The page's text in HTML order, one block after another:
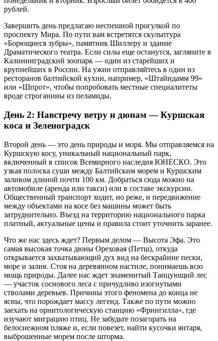
рублей.
Завершить день предлагаю неспешной прогулкой по
проспекту Мира. По пути вам встретятся скульптура
«Борющиеся зубры», памятник Шиллеру и здание
Драматического театра. Если силы еще останутся, загляните в
Калининградский зоопарк — один из старейших и
крупнейших в России. На ужин отправляйтесь в один из
ресторанов балтийской кухни, например, «Штайндамм 99»
или «Шпрот», чтобы попробовать местные специалитеты
вроде строганины из пеламиды.
День 2: Навстречу ветру и дюнам — Куршская
коса и Зеленоградск
Второй день — это день природы и моря. Мы отправляемся на
Куршскую косу, уникальный национальный парк,
включенный в список Всемирного наследия ЮНЕСКО. Это
узкая полоска суши между Балтийским морем и Куршским
заливом длиной почти 100 км. Добраться сюда можно на
автомобиле (аренда или такси) или в составе экскурсии.
Общественный транспорт ходит, но реже, и передвижение
между объектами на косе без машины может быть
затруднительно. Въезд на территорию национального парка
платный, актуальные цены и правила стоит уточнить заранее.
Что же нас здесь ждет? Первым делом — Высота Эфа. Это
самая высокая точка дюны Ореховая (Петш), откуда
открывается захватывающий дух вид на бескрайние пески,
море и залив. Стоя на деревянном настиле, понимаешь всю
мощь природы. Далее нас ждет знаменитый Танцующий лес
— участок соснового леса с причудливо изогнутыми
стволами деревьев. Причины этого феномена до конца не
ясны, что порождает массу легенд. Также по пути можно
заехать на орнитологическую станцию «Фрингилла», где
изучают миграцию птиц. Не забудьте позагорать на
белоснежном пляже и, если повезет, найти кусочки янтаря,
выброшенные морем после шторма.